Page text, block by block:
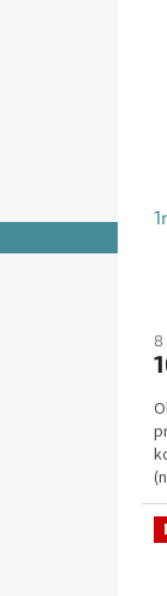
je
z
5
8